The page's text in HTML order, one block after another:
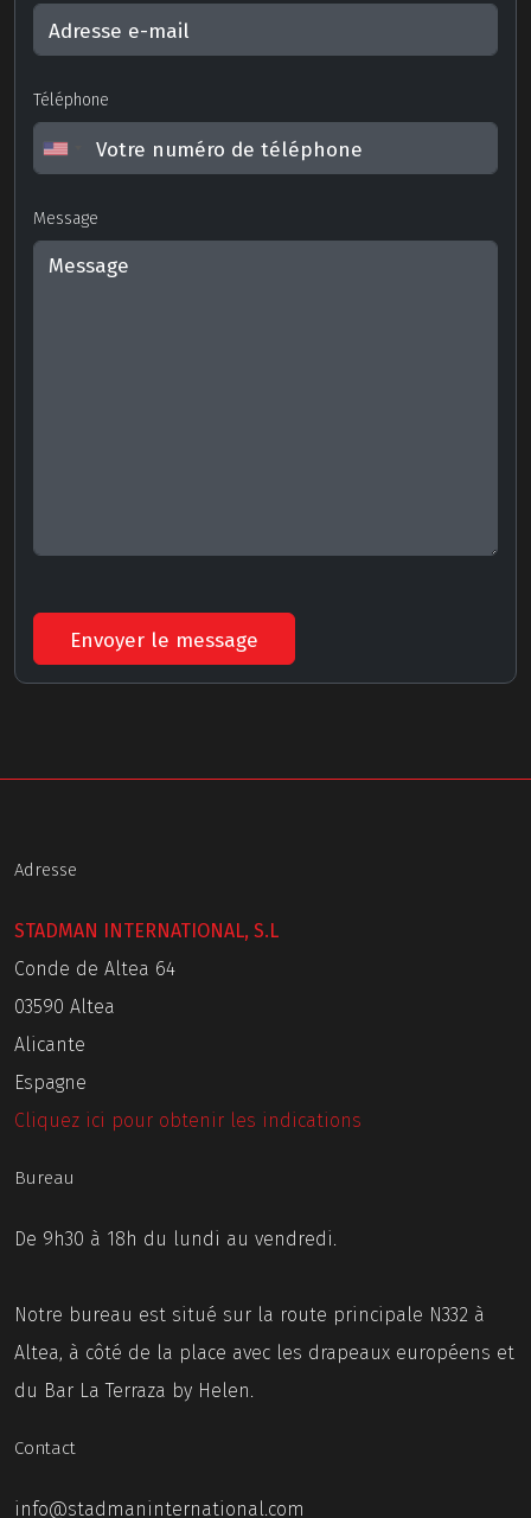
Téléphone
Message
Envoyer le message
Adresse
STADMAN INTERNATIONAL, S.L
Conde de Altea 64
03590 Altea
Alicante
Espagne
Cliquez ici pour obtenir les indications
Bureau
De 9h30 à 18h du lundi au vendredi.
Notre bureau est situé sur la route principale N332 à
Altea, à côté de la place avec les drapeaux européens et
du Bar La Terraza by Helen.
Contact
info@stadmaninternational.com